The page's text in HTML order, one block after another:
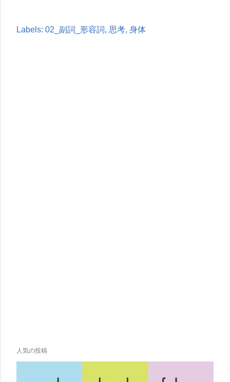
Labels: 02_副詞_形容詞 思考 身体
人気の投稿